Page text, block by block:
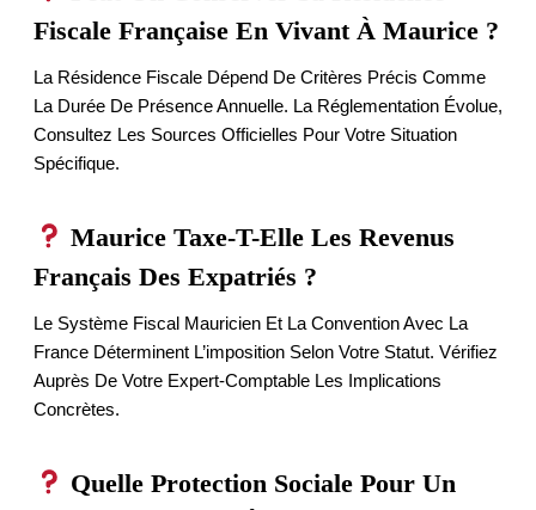
Fiscale Française En Vivant À Maurice ?
La Résidence Fiscale Dépend De Critères Précis Comme
La Durée De Présence Annuelle. La Réglementation Évolue,
Consultez Les Sources Officielles Pour Votre Situation
Spécifique.
Maurice Taxe-T-Elle Les Revenus
Français Des Expatriés ?
Le Système Fiscal Mauricien Et La Convention Avec La
France Déterminent L’imposition Selon Votre Statut. Vérifiez
Auprès De Votre Expert-Comptable Les Implications
Concrètes.
Quelle Protection Sociale Pour Un